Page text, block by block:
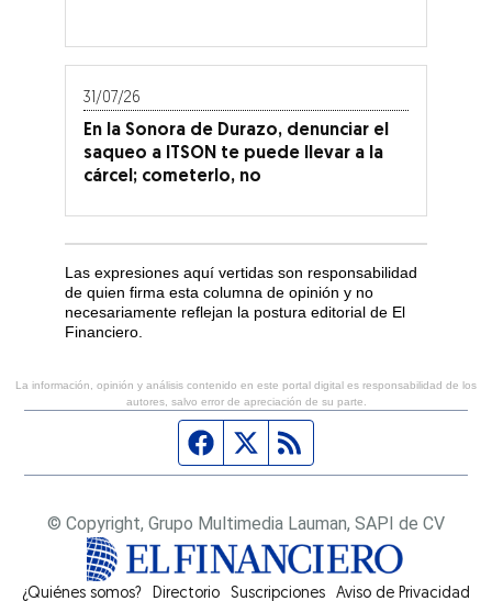
31/07/26
En la Sonora de Durazo, denunciar el
saqueo a ITSON te puede llevar a la
cárcel; cometerlo, no
Las expresiones aquí vertidas son responsabilidad
de quien firma esta columna de opinión y no
necesariamente reflejan la postura editorial de El
Financiero.
La información, opinión y análisis contenido en este portal digital es responsabilidad de los
autores, salvo error de apreciación de su parte.
Página de Facebook
Fuente Twitter
© Copyright, Grupo Multimedia Lauman, SAPI de CV
¿Quiénes somos? Directorio Suscripciones Opens in new window
Aviso de Privacidad